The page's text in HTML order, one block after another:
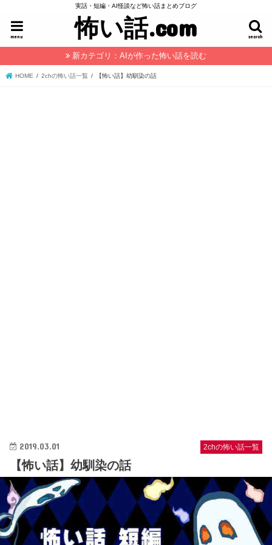
実話・短編・AI怪談など怖い話まとめブログ
怖い話.com search
menu
新カテゴリ：AIが作った怖い話を読む
HOME 2chの怖い話一覧 【怖い話】幼馴染の話
2chの怖い話一覧
2019.03.01
【怖い話】幼馴染の話